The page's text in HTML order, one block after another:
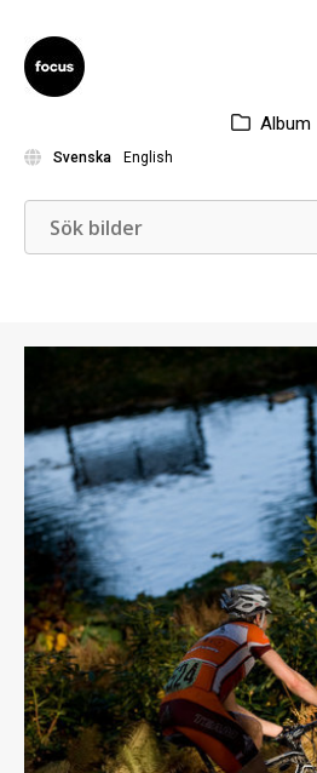
Album
Svenska English